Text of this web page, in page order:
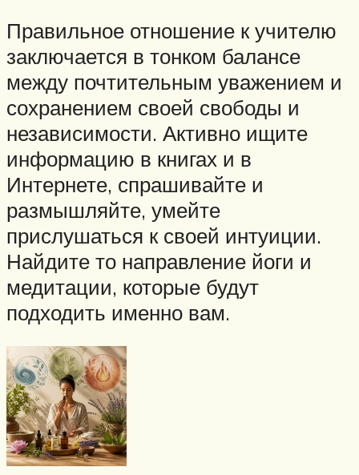
Правильное отношение к учителю
заключается в тонком балансе
между почтительным уважением и
сохранением своей свободы и
независимости. Активно ищите
информацию в книгах и в
Интернете, спрашивайте и
размышляйте, умейте
прислушаться к своей интуиции.
Найдите то направление йоги и
медитации, которые будут
подходить именно вам.